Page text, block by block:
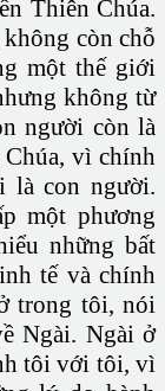
Thiên Chúa.
còn chỗ
một thế giới
không từ
người còn là
vì chính
là con người.
một phương
những bất
tế và chính
trong tôi, nói
Ngài. Ngài ở
tôi với tôi, vì